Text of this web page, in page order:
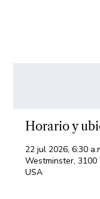
Horario y
22 jul 2026, 6:30
Westminster,
USA